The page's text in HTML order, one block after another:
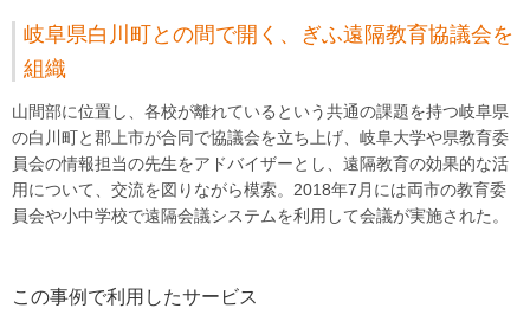
岐阜県白川町との間で開く、ぎふ遠隔教育協議会を
組織
山間部に位置し、各校が離れているという共通の課題を持つ岐阜県
の白川町と郡上市が合同で協議会を立ち上げ、岐阜大学や県教育委
員会の情報担当の先生をアドバイザーとし、遠隔教育の効果的な活
用について、交流を図りながら模索。2018年7月には両市の教育委
員会や小中学校で遠隔会議システムを利用して会議が実施された。
この事例で利用したサービス